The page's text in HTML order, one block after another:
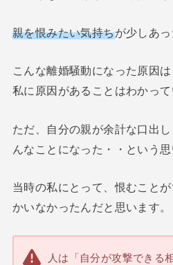
親を恨みたい気持ちが少しあっ
こんな離婚騒動になった原因
私に原因があることはわかって
ただ、自分の親が余計な口出
んなことになった・・という思
当時の私にとって、恨むこと
かいなかったんだと思います。
人は「自分が攻撃できる